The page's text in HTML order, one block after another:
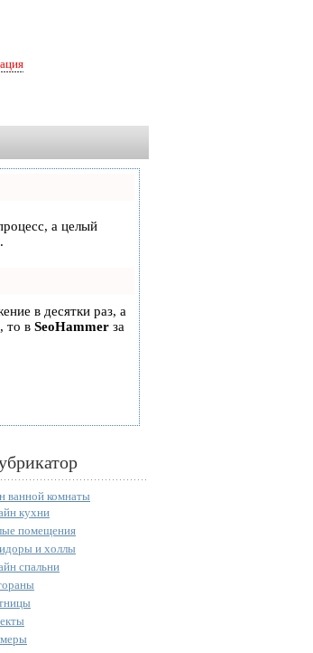
а целый
в десятки раз, а
то в SeoHammer за
ванной комнаты
кухни
помещения
и холлы
спальни